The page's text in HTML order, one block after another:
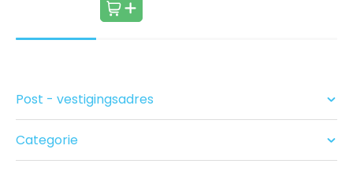
Post - vestigingsadres
Categorie